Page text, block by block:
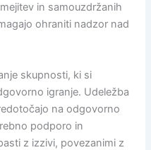
in samouzdržanih
ohraniti nadzor nad
skupnosti, ki si
igranje. Udeležba
na odgovorno
podporo in
z izzivi, povezanimi z